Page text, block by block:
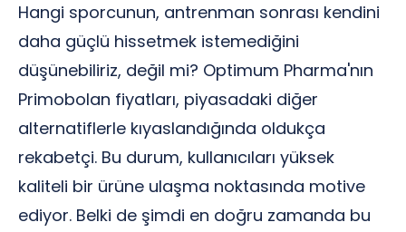
Hangi sporcunun, antrenman sonrası kendini
daha güçlü hissetmek istemediğini
düşünebiliriz, değil mi? Optimum Pharma'nın
Primobolan fiyatları, piyasadaki diğer
alternatiflerle kıyaslandığında oldukça
rekabetçi. Bu durum, kullanıcıları yüksek
kaliteli bir ürüne ulaşma noktasında motive
ediyor. Belki de şimdi en doğru zamanda bu